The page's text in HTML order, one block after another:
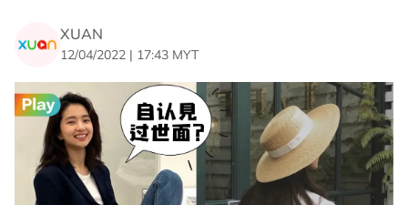
XUAN
12/04/2022 | 17:43 MYT